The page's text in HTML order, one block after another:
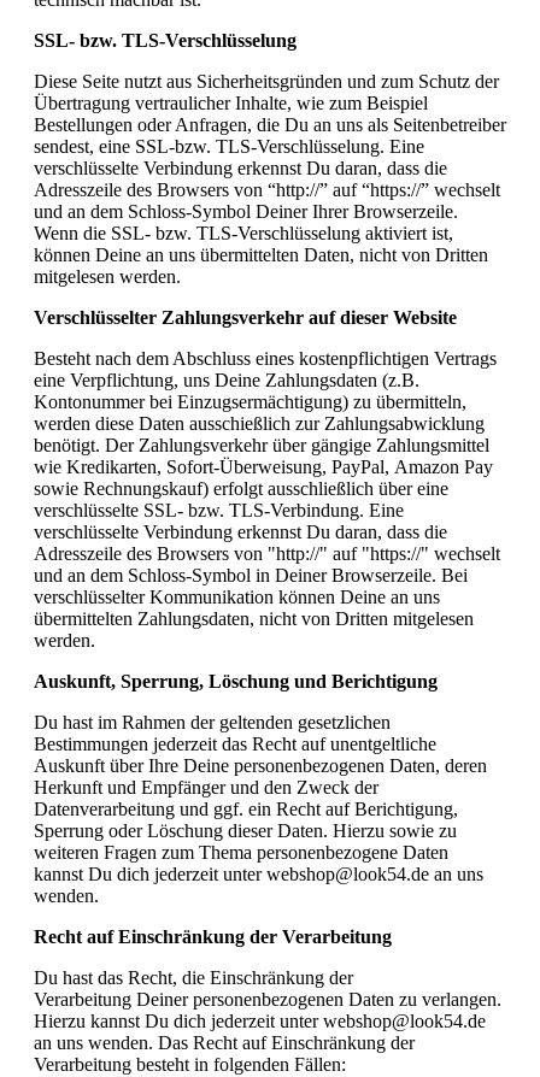
SSL- bzw. TLS-Verschlüsselung
Diese Seite nutzt aus Sicherheitsgründen und zum Schutz der
Übertragung vertraulicher Inhalte, wie zum Beispiel
Bestellungen oder Anfragen, die Du an uns als Seitenbetreiber
sendest, eine SSL-bzw. TLS-Verschlüsselung. Eine
verschlüsselte Verbindung erkennst Du daran, dass die
Adresszeile des Browsers von “http://” auf “https://” wechselt
und an dem Schloss-Symbol Deiner Ihrer Browserzeile.
Wenn die SSL- bzw. TLS-Verschlüsselung aktiviert ist,
können Deine an uns übermittelten Daten, nicht von Dritten
mitgelesen werden.
Verschlüsselter Zahlungsverkehr auf dieser Website
Besteht nach dem Abschluss eines kostenpflichtigen Vertrags
eine Verpflichtung, uns Deine Zahlungsdaten (z.B.
Kontonummer bei Einzugsermächtigung) zu übermitteln,
werden diese Daten ausschießlich zur Zahlungsabwicklung
benötigt. Der Zahlungsverkehr über gängige Zahlungsmittel
wie Kredikarten, Sofort-Überweisung, PayPal, Amazon Pay
sowie Rechnungskauf) erfolgt ausschließlich über eine
verschlüsselte SSL- bzw. TLS-Verbindung. Eine
verschlüsselte Verbindung erkennst Du daran, dass die
Adresszeile des Browsers von "http://" auf "https://" wechselt
und an dem Schloss-Symbol in Deiner Browserzeile. Bei
verschlüsselter Kommunikation können Deine an uns
übermittelten Zahlungsdaten, nicht von Dritten mitgelesen
werden.
Auskunft, Sperrung, Löschung und Berichtigung
Du hast im Rahmen der geltenden gesetzlichen
Bestimmungen jederzeit das Recht auf unentgeltliche
Auskunft über Ihre Deine personenbezogenen Daten, deren
Herkunft und Empfänger und den Zweck der
Datenverarbeitung und ggf. ein Recht auf Berichtigung,
Sperrung oder Löschung dieser Daten. Hierzu sowie zu
weiteren Fragen zum Thema personenbezogene Daten
kannst Du dich jederzeit unter webshop@look54.de an uns
wenden.
Recht auf Einschränkung der Verarbeitung
Du hast das Recht, die Einschränkung der
Verarbeitung Deiner personenbezogenen Daten zu verlangen.
Hierzu kannst Du dich jederzeit unter webshop@look54.de
an uns wenden. Das Recht auf Einschränkung der
Verarbeitung besteht in folgenden Fällen: